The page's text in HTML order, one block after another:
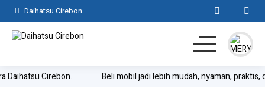
Daihatsu Cirebon
Home
Cirebon. Beli mobil jadi lebih mudah, nyaman, praktis, dan